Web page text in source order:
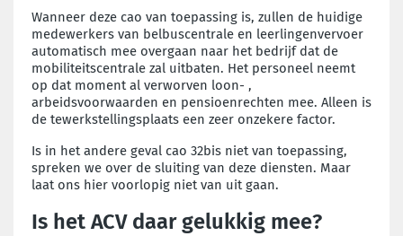
Wanneer deze cao van toepassing is, zullen de huidige
medewerkers van belbuscentrale en leerlingenvervoer
automatisch mee overgaan naar het bedrijf dat de
mobiliteitscentrale zal uitbaten. Het personeel neemt
op dat moment al verworven loon- ,
arbeidsvoorwaarden en pensioenrechten mee. Alleen is
de tewerkstellingsplaats een zeer onzekere factor.
Is in het andere geval cao 32bis niet van toepassing,
spreken we over de sluiting van deze diensten. Maar
laat ons hier voorlopig niet van uit gaan.
Is het ACV daar gelukkig mee?